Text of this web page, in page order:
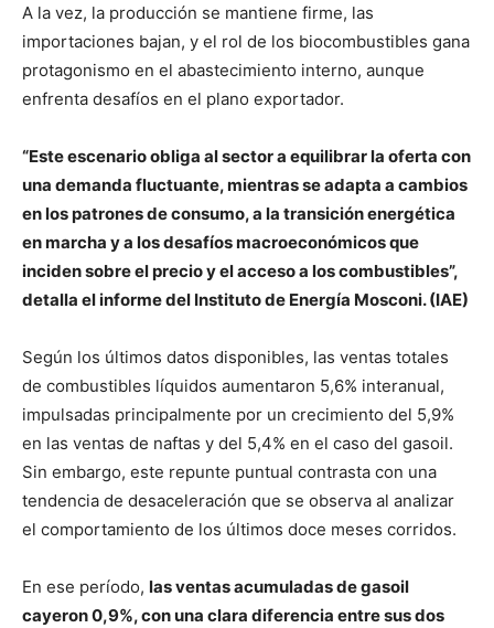
A la vez, la producción se mantiene firme, las
importaciones bajan, y el rol de los biocombustibles gana
protagonismo en el abastecimiento interno, aunque
enfrenta desafíos en el plano exportador.
“Este escenario obliga al sector a equilibrar la oferta con
una demanda fluctuante, mientras se adapta a cambios
en los patrones de consumo, a la transición energética
en marcha y a los desafíos macroeconómicos que
inciden sobre el precio y el acceso a los combustibles”,
detalla el informe del Instituto de Energía Mosconi. (IAE)
Según los últimos datos disponibles, las ventas totales
de combustibles líquidos aumentaron 5,6% interanual,
impulsadas principalmente por un crecimiento del 5,9%
en las ventas de naftas y del 5,4% en el caso del gasoil.
Sin embargo, este repunte puntual contrasta con una
tendencia de desaceleración que se observa al analizar
el comportamiento de los últimos doce meses corridos.
En ese período, las ventas acumuladas de gasoil
cayeron 0,9%, con una clara diferencia entre sus dos